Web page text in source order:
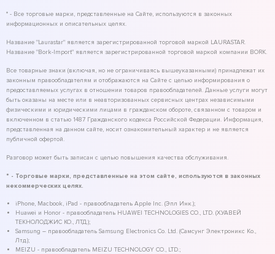
* - Все торговые марки, представленные на Сайте, используются в законных
информационных и описательных целях.
Название "Laurastar" является зарегистрированной торговой маркой LAURASTAR.
Название "Bork-Import" является зарегистрированной торговой маркой компании BORK.
Все товарные знаки (включая, но не ограничиваясь вышеуказанными) принадлежат их
законным правообладателям и отображаются на Сайте с целью информирования о
предоставляемых услугах в отношении товаров правообладателей. Данные услуги могут
быть оказаны на месте или в неавторизованных сервисных центрах независимыми
физическими и юридическими лицами в гражданском обороте, связанном с товаром и
включенном в статью 1487 Гражданского кодекса Российской Федерации. Информация,
представленная на данном сайте, носит ознакомительный характер и не является
публичной офертой.
Разговор может быть записан с целью повышения качества обслуживания.
* - Торговые марки, представленные на этом сайте, используются в законных
некоммерческих целях.
iPhone, Macbook, iPad - правообладатель Apple Inc. (Эпл Инк.);
Huawei и Honor - правообладатель HUAWEI TECHNOLOGIES CO., LTD. (ХУАВЕЙ
ТЕКНОЛОДЖИС КО., ЛТД.);
Samsung – правообладатель Samsung Electronics Co. Ltd. (Самсунг Электроникс Ко.,
Лтд.);
MEIZU - правообладатель MEIZU TECHNOLOGY CO., LTD.;